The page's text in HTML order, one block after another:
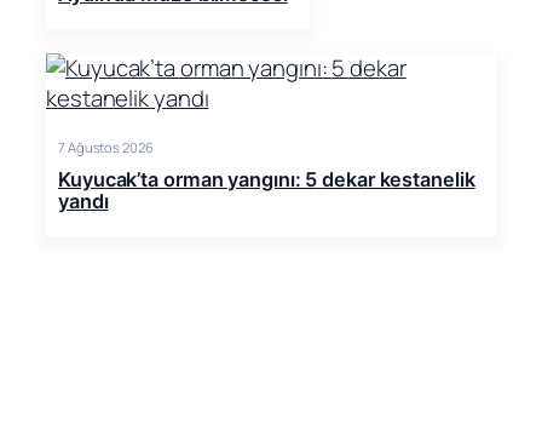
7 Ağustos 2026
Kuyucak’ta orman yangını: 5 dekar kestanelik
yandı